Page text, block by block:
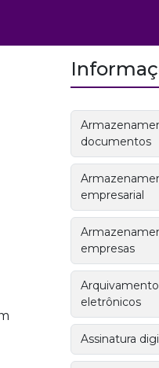
documentos
empresarial
empresas
eletrônicos
Assinatura